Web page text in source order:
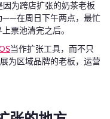
为跨店扩张的奶茶老板
——在周日下午两点，最忙
票池清完之后。
当作扩张工具，而不只
为区域品牌的老板，运营